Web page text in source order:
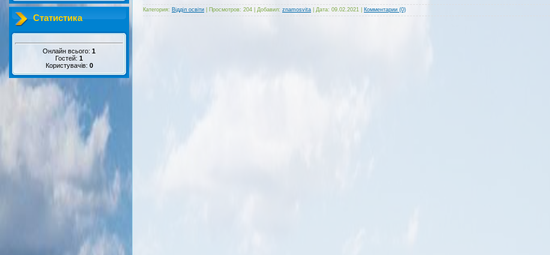
Статистика
Онлайн всього: 1
Гостей: 1
Користувачів: 0
Категория: Відділ освіти Просмотров: 204 Добавил: znamosvita Дата: 09.02.2021 Комментарии (0)